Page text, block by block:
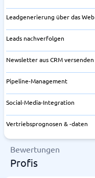
Leadgenerierung über das Web
Leads nachverfolgen
Newsletter aus CRM versenden
Pipeline-Management
Social-Media-Integration
Vertriebsprognosen & -daten
Bewertungen
Profis